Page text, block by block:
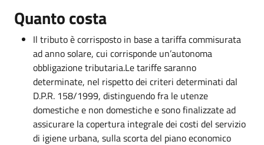
Quanto costa
Il tributo è corrisposto in base a tariffa commisurata
ad anno solare, cui corrisponde un’autonoma
obbligazione tributaria.Le tariffe saranno
determinate, nel rispetto dei criteri determinati dal
D.P.R. 158/1999, distinguendo fra le utenze
domestiche e non domestiche e sono finalizzate ad
assicurare la copertura integrale dei costi del servizio
di igiene urbana, sulla scorta del piano economico